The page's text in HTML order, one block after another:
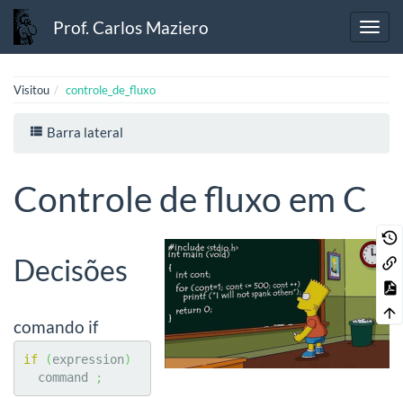
Prof. Carlos Maziero
Visitou controle_de_fluxo
Barra lateral
Controle de fluxo em C
Decisões
comando if
if (expression)
  command
;